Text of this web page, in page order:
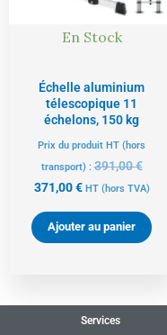
En Stock
Échelle aluminium
télescopique 11
échelons, 150 kg
Prix du produit HT (hors
transport) :391,00€
371,00€ HT (hors TVA)
Ajouter au panier
Services